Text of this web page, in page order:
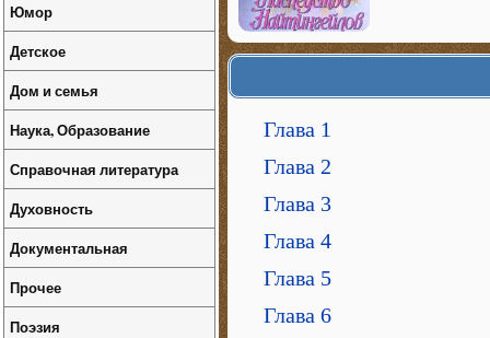
Глава 1
Глава 2
Глава 3
Глава 4
Глава 5
Глава 6
Юмор
Детское
Дом и семья
Наука, Образование
Справочная литература
Духовность
Документальная
Прочее
Поэзия